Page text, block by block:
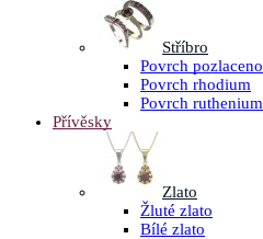
Stříbro
Povrch pozlaceno
Povrch rhodium
Povrch ruthenium
Přívěsky
Zlato
Žluté zlato
Bílé zlato